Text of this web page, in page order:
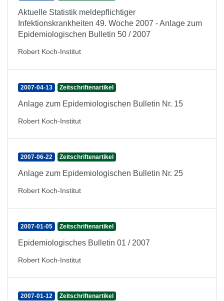
Aktuelle Statistik meldepflichtiger
Infektionskrankheiten 49. Woche 2007 - Anlage zum
Epidemiologischen Bulletin 50 / 2007
Robert Koch-Institut
2007-04-13 Zeitschriftenartikel
Anlage zum Epidemiologischen Bulletin Nr. 15
Robert Koch-Institut
2007-06-22 Zeitschriftenartikel
Anlage zum Epidemiologischen Bulletin Nr. 25
Robert Koch-Institut
2007-01-05 Zeitschriftenartikel
Epidemiologisches Bulletin 01 / 2007
Robert Koch-Institut
2007-01-12 Zeitschriftenartikel